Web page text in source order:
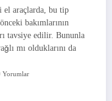
el araçlarda, bu tip
bakımlarının
tavsiye edilir. Bununla
mı olduklarını da
Yorumlar